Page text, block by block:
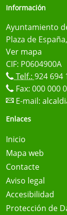
Información
Ayuntamiento
Plaza de
Ver mapa
CIF: P0604900A
Telf.: 924 694
Fax: 000 000
E-mail:
Enlaces
Inicio
Mapa web
Contacte
Aviso legal
Accesibilidad
Protección de